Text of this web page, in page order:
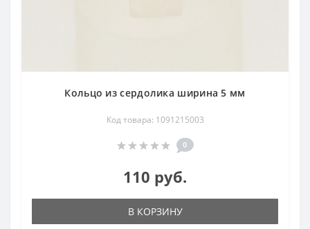
Кольцо из сердолика ширина 5 мм
Код товара: 1091215003
0
110 руб.
В КОРЗИНУ